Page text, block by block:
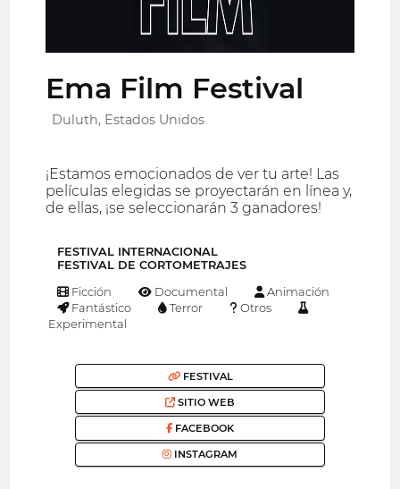
Ema Film Festival
Duluth, Estados Unidos
¡Estamos emocionados de ver tu arte! Las
películas elegidas se proyectarán en línea y,
de ellas, ¡se seleccionarán 3 ganadores!
FESTIVAL INTERNACIONAL
FESTIVAL DE CORTOMETRAJES
Ficción Documental
Animación
Fantástico
Terror
Otros
Experimental
FESTIVAL
SITIO WEB
FACEBOOK
INSTAGRAM